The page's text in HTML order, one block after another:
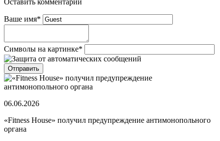
Оставить комментарий
Ваше имя*
Символы на картинке*
06.06.2026
«Fitness House» получил предупреждение антимонопольного
органа